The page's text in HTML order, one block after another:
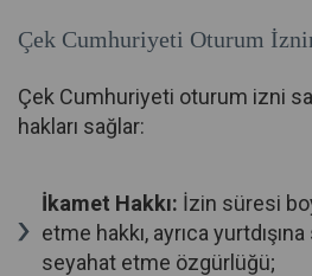
Çek Cumhuriyeti Oturum
Çek Cumhuriyeti oturum izni
hakları sağlar:
İkamet Hakkı: İzin süresi
etme hakkı, ayrıca yurtdışına
seyahat etme özgürlüğü;